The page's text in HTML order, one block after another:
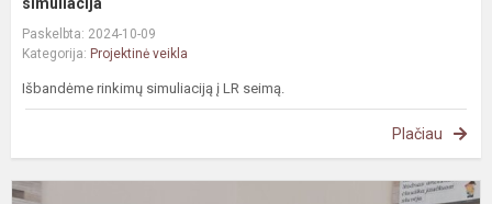
Paskelbta: 2024-10-09
Kategorija: Projektinė veikla
Išbandėme rinkimų simuliaciją į LR seimą.
Plačiau